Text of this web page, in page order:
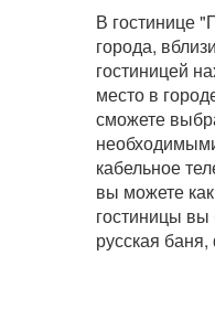
В гостинице
города,
гостиницей
место в
сможете
кабельное
вы можете
гостиницы вы
русская